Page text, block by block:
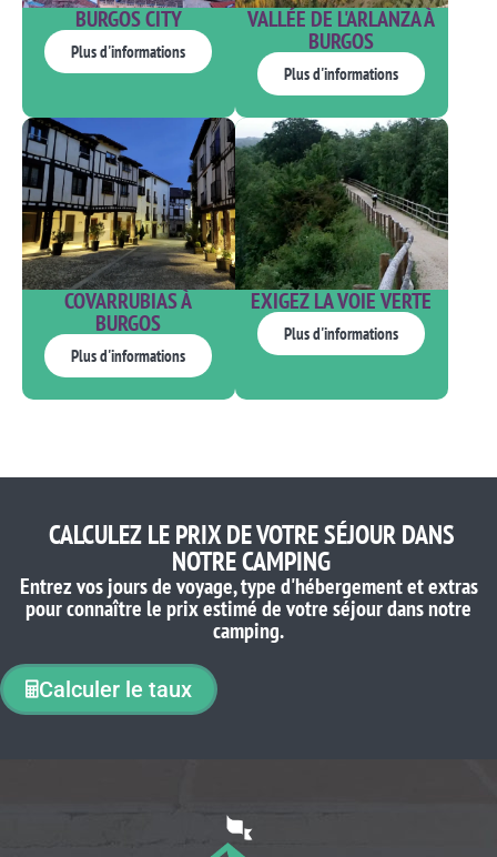
BURGOS CITY
Plus d'informations
VALLÉE DE L'ARLANZA À
BURGOS
Plus d'informations
COVARRUBIAS À
BURGOS
Plus d'informations
EXIGEZ LA VOIE VERTE
Plus d'informations
CALCULEZ LE PRIX DE VOTRE SÉJOUR DANS
NOTRE CAMPING
Entrez vos jours de voyage, type d'hébergement et extras
pour connaître le prix estimé de votre séjour dans notre
camping.
Calculer le taux